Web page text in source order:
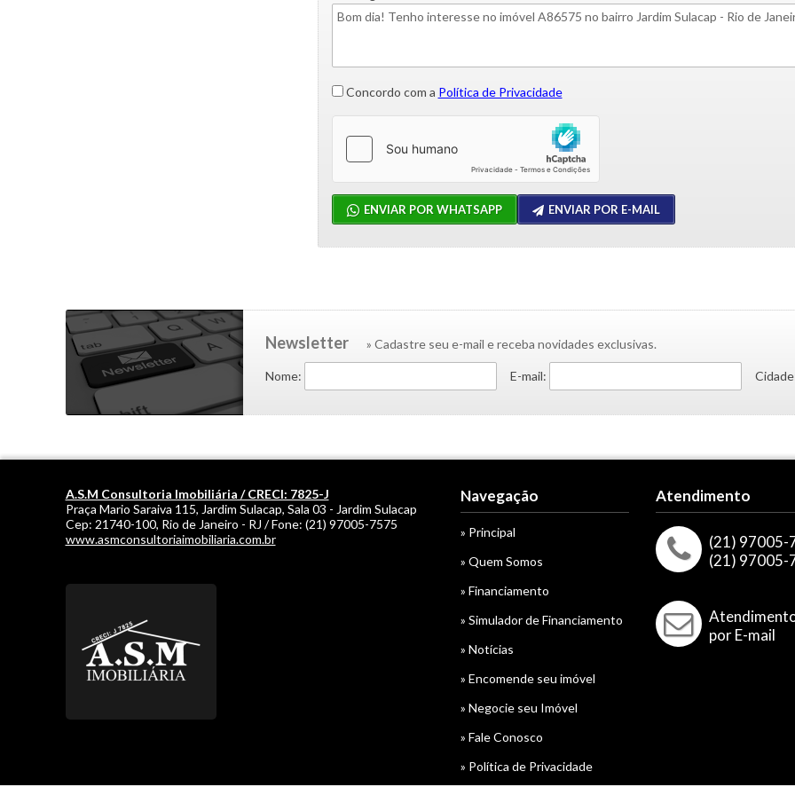
Concordo com a Política de Privacidade
ENVIAR POR WHATSAPP ENVIAR POR E-MAIL
Newsletter » Cadastre seu e-mail e receba novidades exclusivas.
Nome: E-mail:
A.S.M Consultoria Imobiliária / CRECI: 7825-J
Praça Mario Saraiva 115, Jardim Sulacap, Sala 03 - Jardim Sulacap
Cep: 21740-100, Rio de Janeiro - RJ / Fone: (21) 97005-7575
www.asmconsultoriaimobiliaria.com.br
Navegação
» Principal
» Quem Somos
» Financiamento
» Simulador de Financiamento
» Notícias
» Encomende seu imóvel
» Negocie seu Imóvel
» Fale Conosco
» Política de Privacidade
Atendimento
(21) 97005-
(21) 97005-
por E-mail